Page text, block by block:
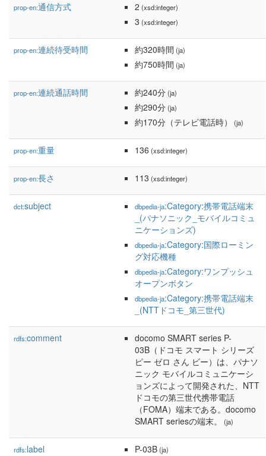
prop-en:通信方式 2 (xsd:integer)
3 (xsd:integer)
prop-en:連続待受時間 約320時間 (ja)
約750時間 (ja)
prop-en:連続通話時間 約240分(ja)
約290分(ja)
約170分（テレビ電話時） (ja)
prop-en:重量 136 (xsd:integer)
prop-en:長さ 113 (xsd:integer)
dct:subject dbpedia-ja:Category:携帯電話端末
_(パナソニック_モバイルコミュ
ニケーションズ)
dbpedia-ja:Category:国際ローミン
グ対応機種
dbpedia-ja:Category:ワンプッシュ
オープンボタン
dbpedia-ja:Category:携帯電話端末
_(NTTドコモ_第三世代)
rdfs:comment
docomo SMART series P-
03B（ドコモ スマート シリーズ
ピー ゼロ さん ビー）は、パナソ
ニック モバイルコミュニケーシ
ョンズによって開発された、NTT
ドコモの第三世代携帯電話
（FOMA）端末である。docomo
SMART seriesの端末。
(ja)
rdfs:label P-03B(ja)